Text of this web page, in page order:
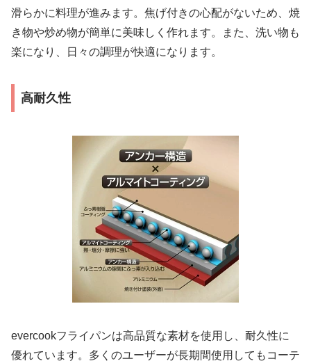
滑らかに料理が進みます。焦げ付きの心配がないため、焼
き物や炒め物が簡単に美味しく作れます。また、洗い物も
楽になり、日々の調理が快適になります。
高耐久性
evercookフライパンは高品質な素材を使用し、耐久性に
優れています。多くのユーザーが長期間使用してもコーテ